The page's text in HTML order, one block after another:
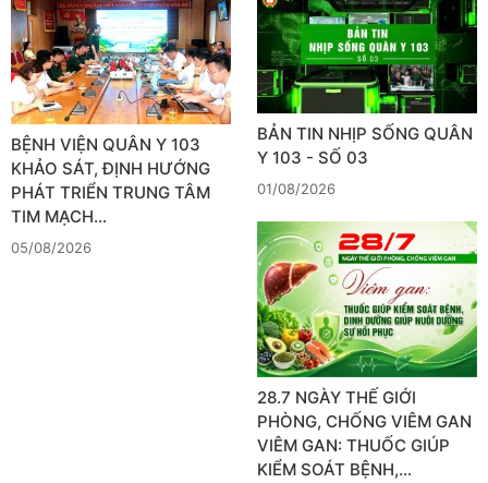
BỆNH VIỆN QUÂN Y 103
KHẢO SÁT, ĐỊNH HƯỚNG
PHÁT TRIỂN TRUNG TÂM
TIM MẠCH…
05/08/2026
BẢN TIN NHỊP SỐNG QUÂN
Y 103 - SỐ 03
01/08/2026
28.7 NGÀY THẾ GIỚI
PHÒNG, CHỐNG VIÊM GAN
VIÊM GAN: THUỐC GIÚP
KIỂM SOÁT BỆNH,…